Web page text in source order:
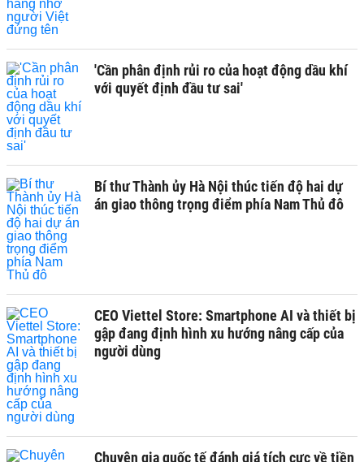
'Cần phân định rủi ro của hoạt động dầu khí
với quyết định đầu tư sai'
Bí thư Thành ủy Hà Nội thúc tiến độ hai dự
án giao thông trọng điểm phía Nam Thủ đô
CEO Viettel Store: Smartphone AI và thiết bị
gập đang định hình xu hướng nâng cấp của
người dùng
Chuyên gia quốc tế đánh giá tích cực về tiền